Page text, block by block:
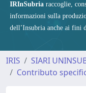
IRInSubria raccoglie,
informazioni sulla
dell’Insubria anche ai fini
IRIS
SIARI
Contributo